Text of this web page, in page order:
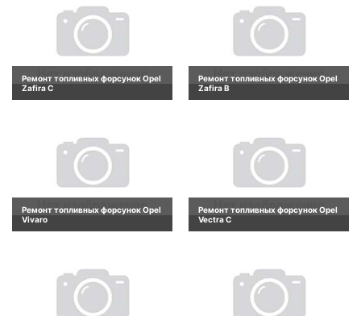
Ремонт топливных форсунок Opel
Zafira C
Ремонт топливных форсунок Opel
Zafira B
Ремонт топливных форсунок Opel
Vivaro
Ремонт топливных форсунок Opel
Vectra C